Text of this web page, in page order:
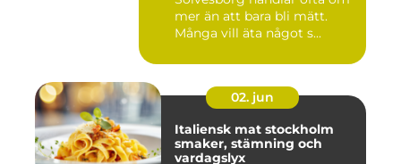
mer än att bara bli mätt.
Många vill äta något s...
02. jun
Italiensk mat stockholm
smaker, stämning och
vardagslyx